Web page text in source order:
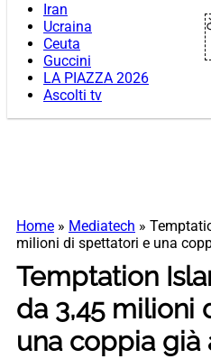
Iran
Ucraina
Ceuta
Guccini
LA PIAZZA 2026
Ascolti tv
Home » Mediatech »
milioni di spettatori e una
Temptation
da 3,45 milioni
una coppia già